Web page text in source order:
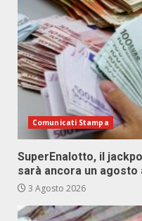
Comunicati Stampa
SuperEnalotto, il
sarà ancora un
3 Agosto 2026